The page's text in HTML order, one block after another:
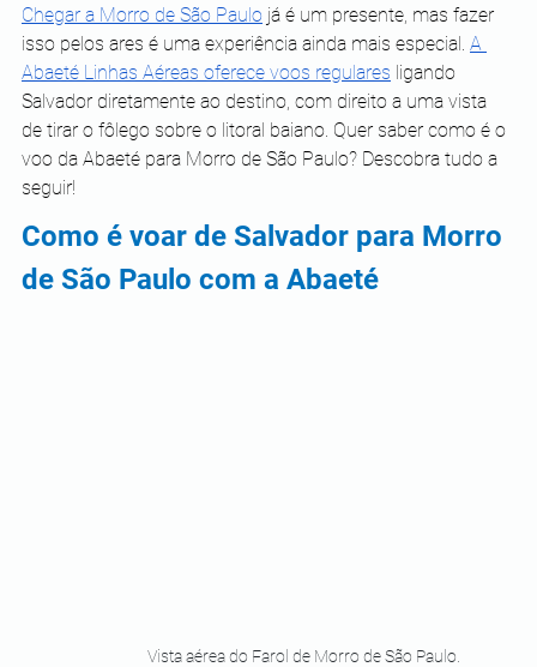
Chegar a Morro de São Paulo já é um presente, mas fazer
isso pelos ares é uma experiência ainda mais especial. A
Abaeté Linhas Aéreas oferece voos regulares ligando
Salvador diretamente ao destino, com direito a uma vista
de tirar o fôlego sobre o litoral baiano. Quer saber como é o
voo da Abaeté para Morro de São Paulo? Descobra tudo a
seguir!
Como é voar de Salvador para Morro
de São Paulo com a Abaeté
Vista aérea do Farol de Morro de São Paulo.